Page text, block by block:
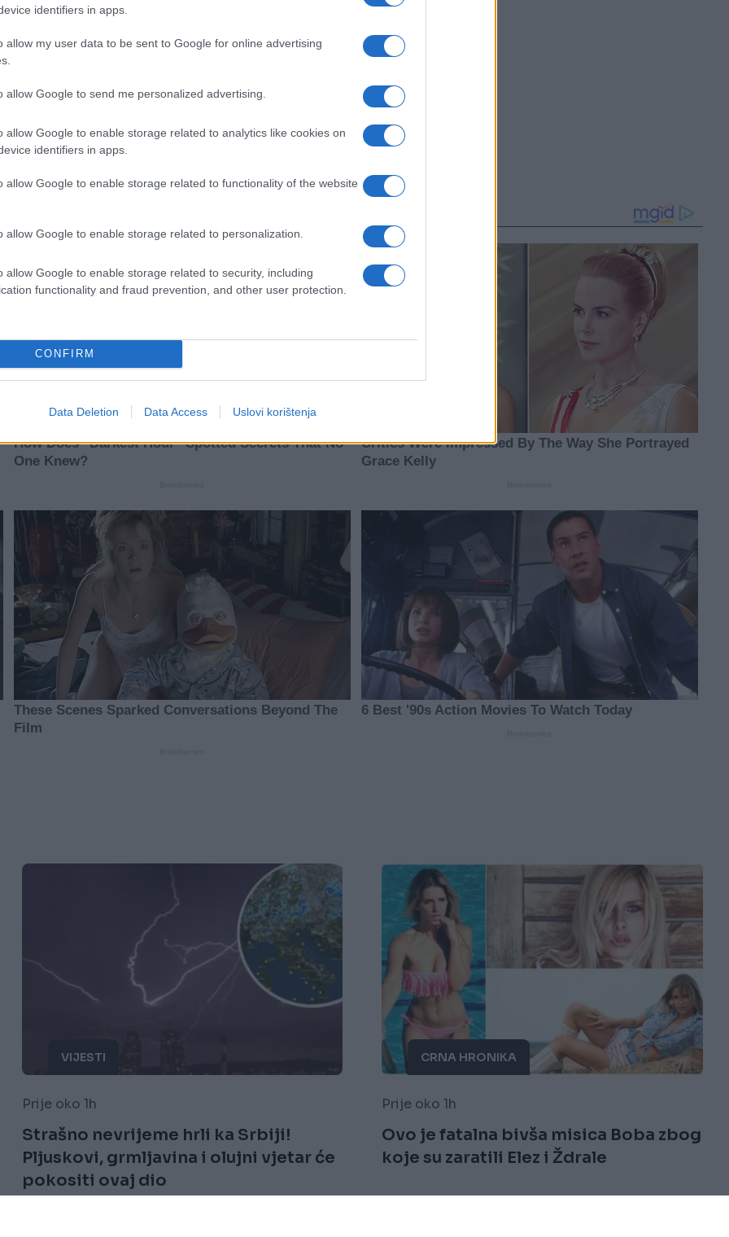
identifiers in apps.
allow my user data to be sent to Google for online advertising
allow Google to send me personalized advertising.
allow Google to enable storage related to analytics like cookies on
identifiers in apps.
allow Google to enable storage related to functionality of the website
allow Google to enable storage related to personalization.
allow Google to enable storage related to security, including
functionality and fraud prevention, and other user protection.
CONFIRM
Data Deletion Data Access Uslovi korištenja
VIJESTI
Prije oko 1h
Strašno nevrijeme hrli ka Srbiji!
Pljuskovi, grmljavina i olujni vjetar će
pokositi ovaj dio
CRNA HRONIKA
Prije oko 1h
Ovo je fatalna bivša misica Boba zbog
koje su zaratili Elez i Ždrale